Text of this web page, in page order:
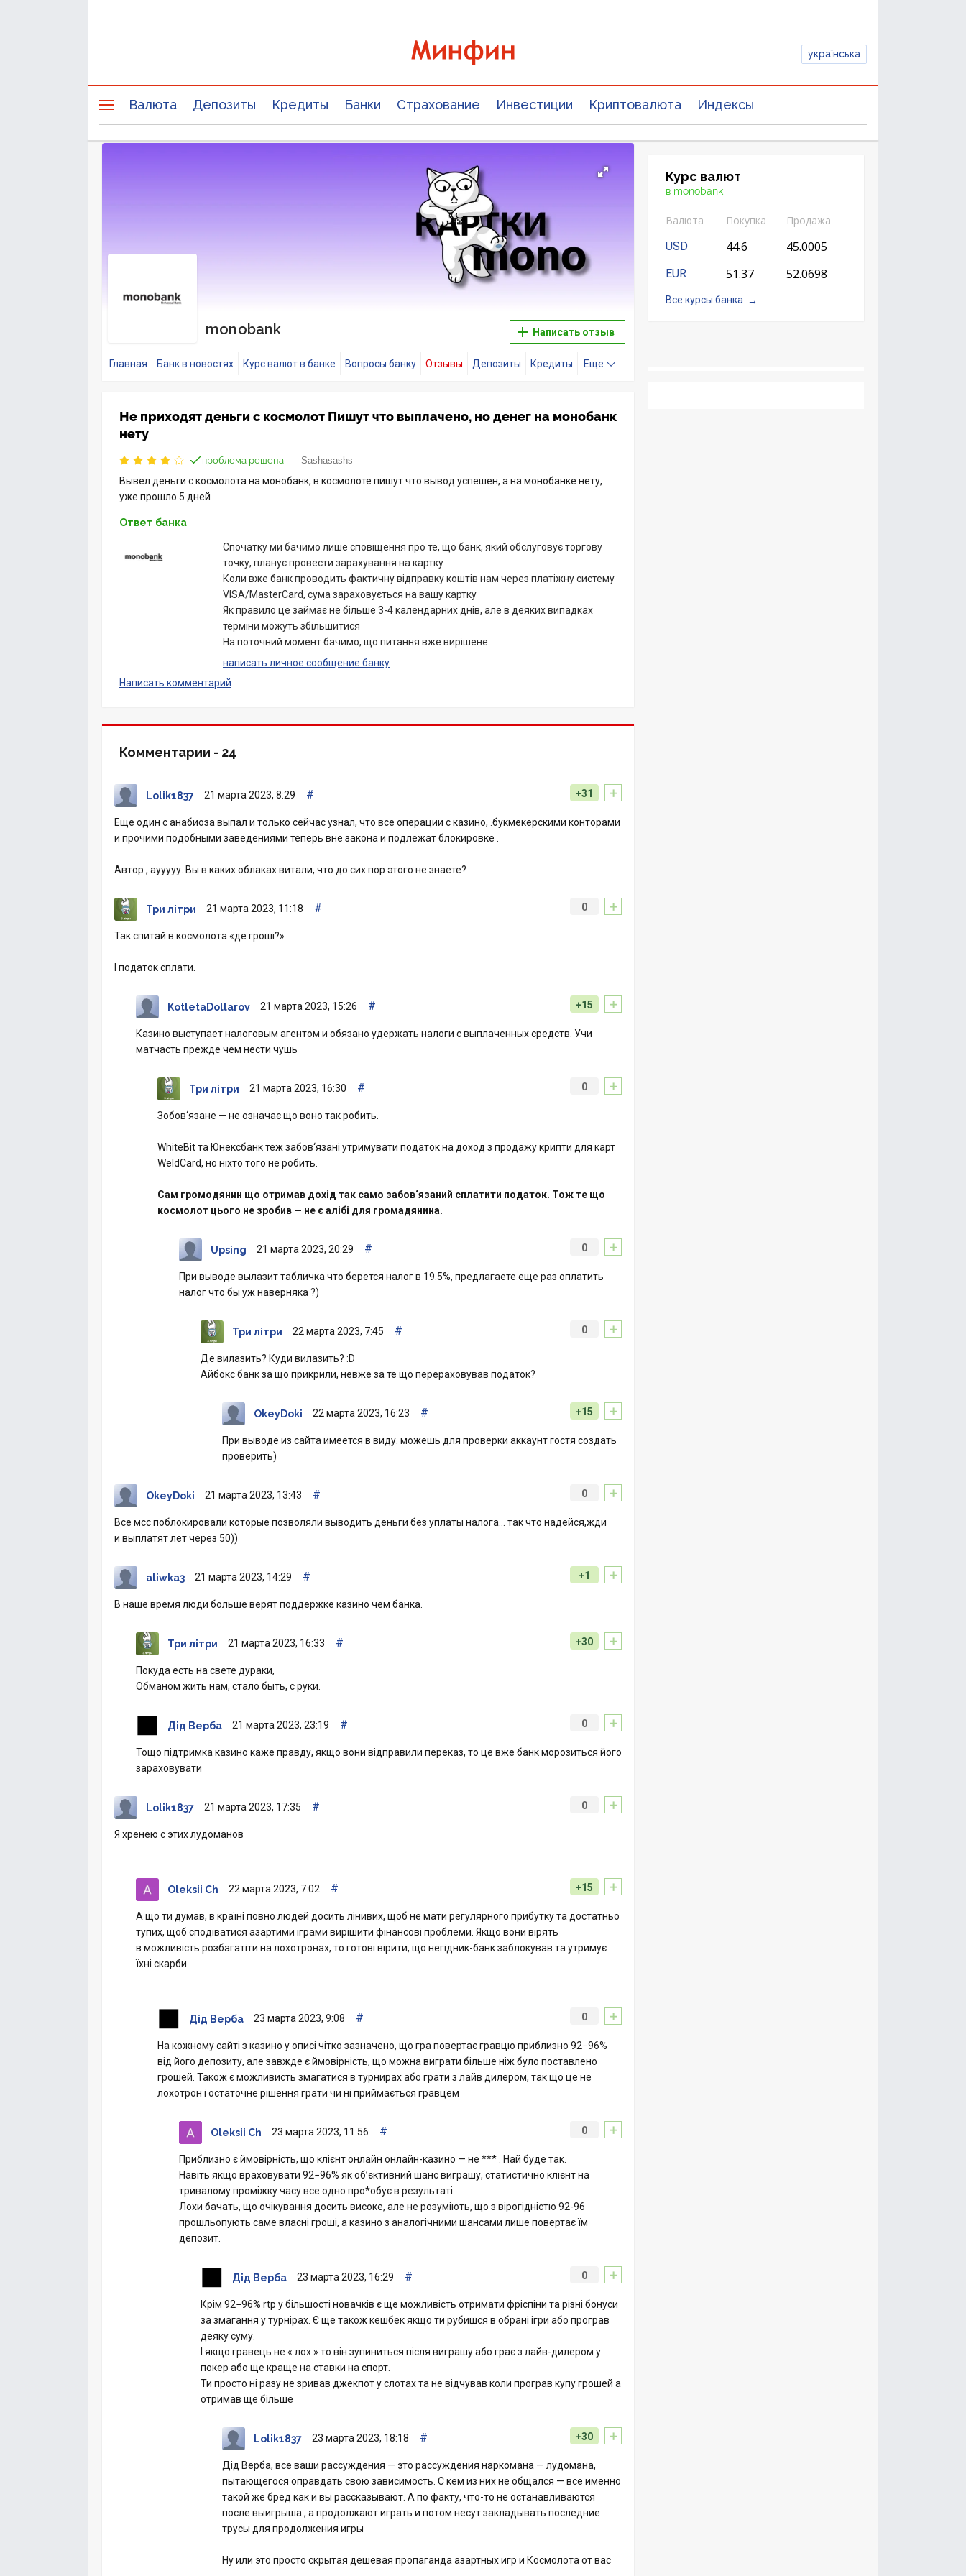
українська
Валюта Депозиты Кредиты Банки Страхование Инвестиции Криптовалюта Индексы
monobank Написать отзыв
Главная Банк в новостях Курс валют в банке Вопросы банку Отзывы Депозиты Кредиты Еще
Не приходят деньги с космолот Пишут что выплачено, но денег на монобанк
нету
проблема решена Sashasashs
Вывел деньги с космолота на монобанк, в космолоте пишут что вывод успешен, а на монобанке нету,
уже прошло 5 дней
Ответ банка
Спочатку ми бачимо лише сповіщення про те, що банк, який обслуговує торгову
точку, планує провести зарахування на картку
Коли вже банк проводить фактичну відправку коштів нам через платіжну систему
VISA/MasterCard, сума зараховується на вашу картку
Як правило це займає не більше 3-4 календарних днів, але в деяких випадках
терміни можуть збільшитися
На поточний момент бачимо, що питання вже вирішене
написать личное сообщение банку
Написать комментарий
Комментарии - 24
+
+31
Lolik1837 21 марта 2023, 8:29 #
Еще один с анабиоза выпал и только сейчас узнал, что все операции с казино, .букмекерскими конторами
и прочими подобными заведениями теперь вне закона и подлежат блокировке .
Автор , аууууу. Вы в каких облаках витали, что до сих пор этого не знаете?
+
0
Три літри 21 марта 2023, 11:18 #
Так спитай в космолота «де гроші?»
І податок сплати.
+
+15
KotletaDollarov 21 марта 2023, 15:26 #
Казино выступает налоговым агентом и обязано удержать налоги с выплаченных средств. Учи
матчасть прежде чем нести чушь
+
0
Три літри 21 марта 2023, 16:30 #
Зобов‘язане — не означає що воно так робить.
WhiteBit та Юнексбанк теж забов‘язані утримувати податок на доход з продажу крипти для карт
WeldCard, но ніхто того не робить.
Сам громодянин що отримав дохід так само забов‘язаний сплатити податок. Тож те що
космолот цього не зробив — не є алібі для громадянина.
+
0
Upsing 21 марта 2023, 20:29 #
При выводе вылазит табличка что берется налог в 19.5%, предлагаете еще раз оплатить
налог что бы уж наверняка ?)
+
0
Три літри 22 марта 2023, 7:45 #
Де вилазить? Куди вилазить? :D
Айбокс банк за що прикрили, невже за те що перераховував податок?
+
+15
OkeyDoki 22 марта 2023, 16:23 #
При выводе из сайта имеется в виду. можешь для проверки аккаунт гостя создать
проверить)
+
0
OkeyDoki 21 марта 2023, 13:43 #
Все мсс поблокировали которые позволяли выводить деньги без уплаты налога… так что надейся,жди
и выплатят лет через 50))
+
+1
aliwka3 21 марта 2023, 14:29 #
В наше время люди больше верят поддержке казино чем банка.
+
+30
Три літри 21 марта 2023, 16:33 #
Покуда есть на свете дураки,
Обманом жить нам, стало быть, с руки.
+
0
Дід Верба 21 марта 2023, 23:19 #
Тощо підтримка казино каже правду, якщо вони відправили переказ, то це вже банк морозиться його
зараховувати
+
0
Lolik1837 21 марта 2023, 17:35 #
Я хренею с этих лудоманов
+
+15
Oleksii Ch 22 марта 2023, 7:02 #
А що ти думав, в країні повно людей досить лінивих, щоб не мати регулярного прибутку та достатньо
тупих, щоб сподіватися азартими іграми вирішити фінансові проблеми. Якщо вони вірять
в можливість розбагатіти на лохотронах, то готові вірити, що негідник-банк заблокував та утримує
їхні скарби.
+
0
Дід Верба 23 марта 2023, 9:08 #
На кожному сайті з казино у описі чітко зазначено, що гра повертає гравцю приблизно 92−96%
від його депозиту, але завжде є ймовірність, що можна виграти більше ніж було поставлено
грошей. Також є можливисть змагатися в турнирах або грати з лайв дилером, так що це не
лохотрон і остаточне рішення грати чи ні приймається гравцем
+
0
Oleksii Ch 23 марта 2023, 11:56 #
Приблизно є ймовірність, що клієнт онлайн онлайн-казино — не *** . Най буде так.
Навіть якщо враховувати 92−96% як обʼєктивний шанс виграшу, статистично клієнт на
тривалому проміжку часу все одно про*обує в результаті.
Лохи бачать, що очікування досить високе, але не розуміють, що з вірогідністю 92-96
прошльопують саме власні гроші, а казино з аналогічними шансами лише повертає їм
депозит.
+
0
Дід Верба 23 марта 2023, 16:29 #
Крім 92−96% rtp у більшості новачків є ще можливість отримати фріспіни та різні бонуси
за змагання у турнірах. Є ще також кешбек якщо ти рубишся в обрані ігри або програв
деяку суму.
І якщо гравець не « лox » то він зупиниться після виграшу або грає з лайв-дилером у
покер або ще краще на ставки на спорт.
Ти просто ні разу не зривав джекпот у слотах та не відчував коли програв купу грошей а
отримав ще більше
+
+30
Lolik1837 23 марта 2023, 18:18 #
Дід Верба, все ваши рассуждения — это рассуждения наркомана — лудомана,
пытающегося оправдать свою зависимость. С кем из них не общался — все именно
такой же бред как и вы рассказывают. А по факту, что-то не останавливаются
после выигрыша , а продолжают играть и потом несут закладывать последние
трусы для продолжения игры
Ну или это просто скрытая дешевая пропаганда азартных игр и Космолота от вас
Курс валют
в monobank
Валюта Покупка
Продажа
USD
44.6 45.0005
EUR 51.37 52.0698
Все курсы банка